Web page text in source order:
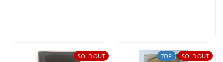
SOLD OUT TOP SOLD OUT